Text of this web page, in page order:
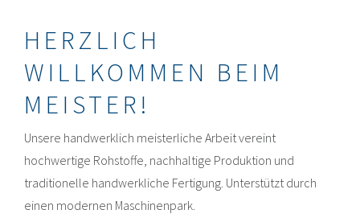
HERZLICH
WILLKOMMEN BEIM
MEISTER!
Unsere handwerklich meisterliche Arbeit vereint
hochwertige Rohstoffe, nachhaltige Produktion und
traditionelle handwerkliche Fertigung. Unterstützt durch
einen modernen Maschinenpark.